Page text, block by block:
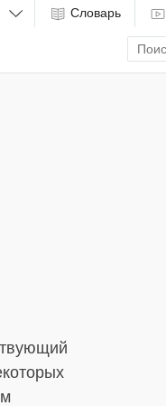
Словарь
Enter
search
term